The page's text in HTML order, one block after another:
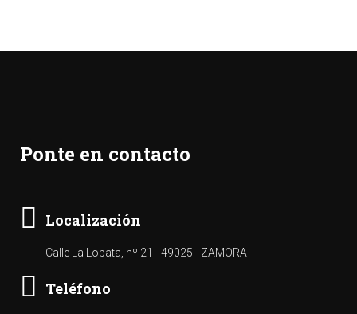
Ponte en contacto
Localización
Calle La Lobata, nº 21 - 49025 - ZAMORA
Teléfono